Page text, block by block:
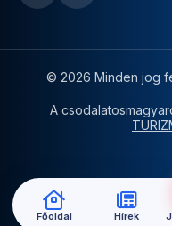
© 2026 Minden jog
A
Főoldal Hírek